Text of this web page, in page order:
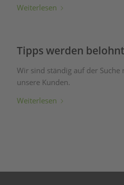
Weiterlesen
Tipps werden
Wir sind ständig auf der
unsere Kunden.
Weiterlesen